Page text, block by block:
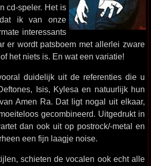
cd-speler. Het is
ik van onze
interessants
er wordt patsboem met allerlei zware
het niets is. En wat een variatie!
duidelijk uit de referenties die u
Isis, Kylesa en natuurlijk hun
Amen Ra. Dat ligt nogal uit elkaar,
gecombineerd. Uitgedrukt in
dan ook uit op postrock/-metal en
een fijn laagje noise.
schieten de vocalen ook echt alle